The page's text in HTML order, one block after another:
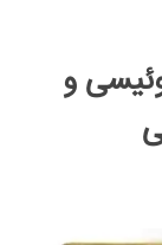
و